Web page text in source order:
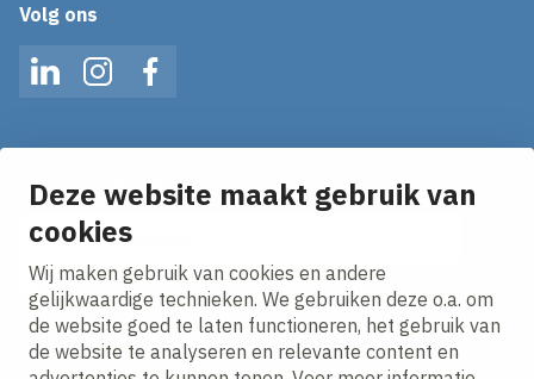
Deze website maakt gebruik van
cookies
Wij maken gebruik van cookies en andere
gelijkwaardige technieken. We gebruiken deze o.a. om
de website goed te laten functioneren, het gebruik van
de website te analyseren en relevante content en
Volg ons
LinkedInInstagramFacebook
Ontvang onze nieuws alerts in je mailbox!
E-mailadres
Ik ga akkoord met hetprivacy statement.